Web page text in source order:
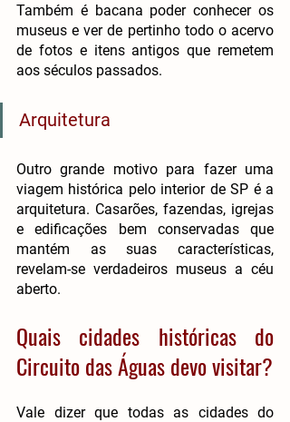
Também é bacana poder conhecer os
museus e ver de pertinho todo o acervo
de fotos e itens antigos que remetem
aos séculos passados.
Arquitetura
Outro grande motivo para fazer uma
viagem histórica pelo interior de SP é a
arquitetura. Casarões, fazendas, igrejas
e edificações bem conservadas que
mantém as suas características,
revelam-se verdadeiros museus a céu
aberto.
Quais cidades históricas do
Circuito das Águas devo visitar?
Vale dizer que todas as cidades do